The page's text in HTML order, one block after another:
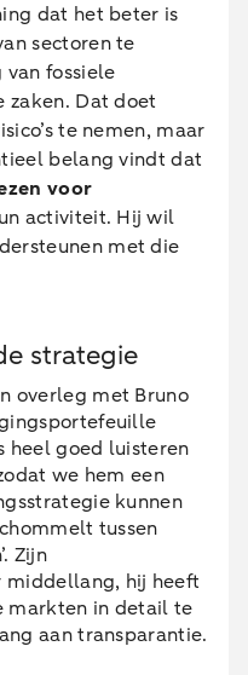
dat het beter is
sectoren te
fossiele
zaken. Dat doet
te nemen, maar
belang vindt dat
voor
activiteit. Hij wil
met die
strategie
overleg met Bruno
heel goed luisteren
we hem een
kunnen
tussen
Zijn
middellang, hij heeft
markten in detail te
aan transparantie.